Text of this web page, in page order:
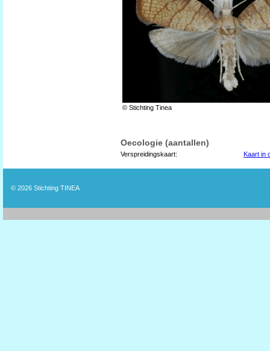
© Stichting Tinea
Oecologie (aantallen)
Verspreidingskaart: Kaart in
© 2026 Stichting TINEA